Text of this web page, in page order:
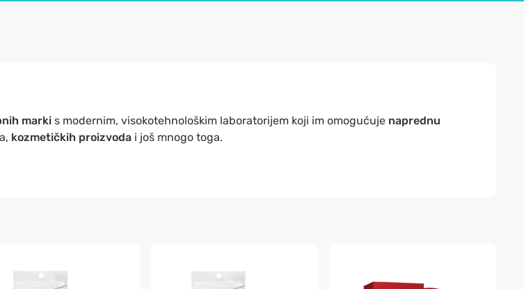
marki s modernim, visokotehnološkim laboratorijem koji im omogućuje naprednu
kozmetičkih proizvoda i još mnogo toga.